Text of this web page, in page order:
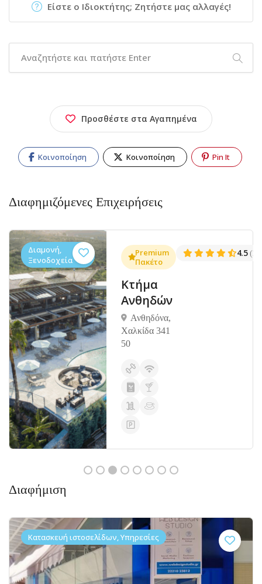
Είστε ο Ιδιοκτήτης; Ζητήστε μας αλλαγές!
Προσθέστε στα Αγαπημένα
Κοινοποίηση Κοινοποίηση Pin It
Διαφημιζόμενες Επιχειρήσεις
(1381)
Διαμονή,
Ξενοδοχεία
Premium
Πακέτο
Κτήμα
Ανθηδών
Ανθηδόνα,
Χαλκίδα 341
50
4.5
Διαφήμιση
Κατασκευή ιστοσελίδων, Υπηρεσίες